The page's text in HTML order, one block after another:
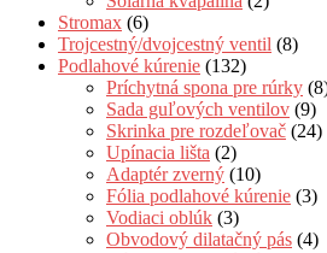
Stromax (6)
Trojcestný/dvojcestný ventil (8)
Podlahové kúrenie (132)
Príchytná spona pre rúrky
Sada guľových ventilov (9)
Skrinka pre rozdeľovač (24)
Upínacia lišta (2)
Adaptér zverný (10)
Fólia podlahové kúrenie (3)
Vodiaci oblúk (3)
Obvodový dilatačný pás (4)